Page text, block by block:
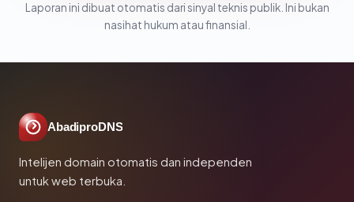
Laporan ini dibuat otomatis dari sinyal teknis publik. Ini bukan
nasihat hukum atau finansial.
AbadiproDNS
Intelijen domain otomatis dan independen
untuk web terbuka.